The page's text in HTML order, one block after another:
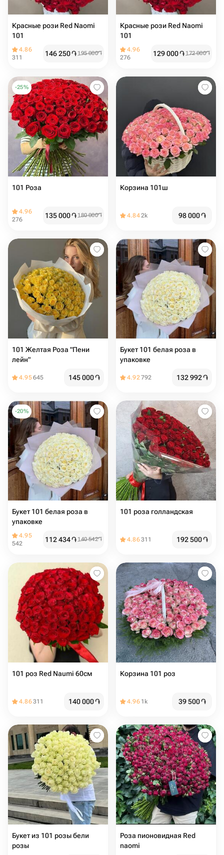
Красные рози Red Naomi
101
4.86
311
146 250֏ 195 000֏
Красные рози Red Naomi
101
4.96
276
129 000֏ 172 000֏
-25%
101 Роза
4.96
276
135 000֏ 180 000֏
Корзина 101ш
4.842k 98 000֏
101 Желтая Роза "Пени
лейн"
4.95645 145 000֏
Букет 101 белая роза в
упаковке
4.92792 132 992֏
-20%
Букет 101 белая роза в
упаковке
4.95
542
112 434֏ 140 542֏
101 роза голландская
4.86311 192 500֏
101 роз Red Naumi 60см
4.86311 140 000֏
Корзина 101 роз
4.96 1k 39 500֏
Букет из 101 розы бели
розы
Роза пионовидная Red
naomi